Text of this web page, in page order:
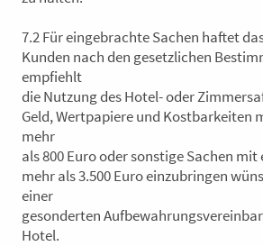
7.2 Für eingebrachte Sachen haftet
Kunden nach den gesetzlichen
empfiehlt
die Nutzung des Hotel- oder
Geld, Wertpapiere und Kostbarkeiten
mehr
als 800 Euro oder sonstige Sachen mit
mehr als 3.500 Euro einzubringen
einer
gesonderten
Hotel.